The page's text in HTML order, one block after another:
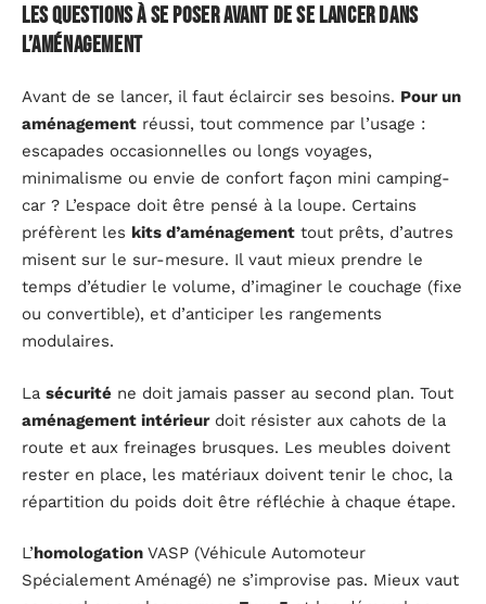
Les questions à se poser avant de se lancer dans
l’aménagement
Avant de se lancer, il faut éclaircir ses besoins. Pour un
aménagement réussi, tout commence par l’usage :
escapades occasionnelles ou longs voyages,
minimalisme ou envie de confort façon mini camping-
car ? L’espace doit être pensé à la loupe. Certains
préfèrent les kits d’aménagement tout prêts, d’autres
misent sur le sur-mesure. Il vaut mieux prendre le
temps d’étudier le volume, d’imaginer le couchage (fixe
ou convertible), et d’anticiper les rangements
modulaires.
La sécurité ne doit jamais passer au second plan. Tout
aménagement intérieurdoit résister aux cahots de la
route et aux freinages brusques. Les meubles doivent
rester en place, les matériaux doivent tenir le choc, la
répartition du poids doit être réfléchie à chaque étape.
L’homologation VASP (Véhicule Automoteur
Spécialement Aménagé) ne s’improvise pas. Mieux vaut